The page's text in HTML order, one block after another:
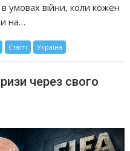
умовах війни, коли кожен
на…
Статті Україна
через свого